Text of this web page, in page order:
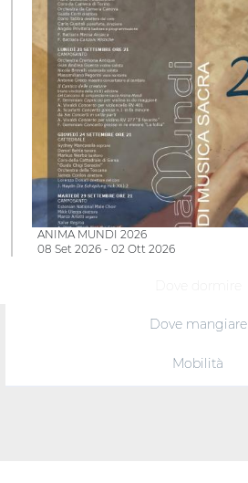
ANIMA MUNDI 2026
08 Set 2026 - 02 Ott 2026
Dove mangiare
Mobilità